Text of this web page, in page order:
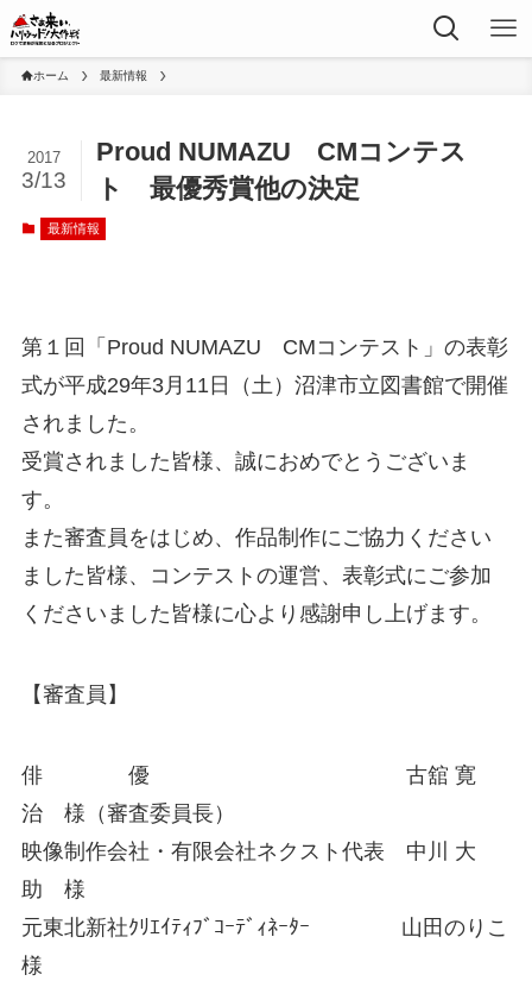
ホーム 最新情報
Proud NUMAZU CMコンテス
ト 最優秀賞他の決定
2017
3/13
最新情報
第１回「Proud NUMAZU CMコンテスト」の表彰
式が平成29年3月11日（土）沼津市立図書館で開催
されました。
受賞されました皆様、誠におめでとうございま
す。
また審査員をはじめ、作品制作にご協力ください
ました皆様、コンテストの運営、表彰式にご参加
くださいました皆様に心より感謝申し上げます。
【審査員】
俳 優 古舘 寛
治 様（審査委員長）
映像制作会社・有限会社ネクスト代表 中川 大
助 様
元東北新社ｸﾘｴｲﾃｨﾌﾞｺｰﾃﾞｨﾈｰﾀｰ 山田のりこ
様